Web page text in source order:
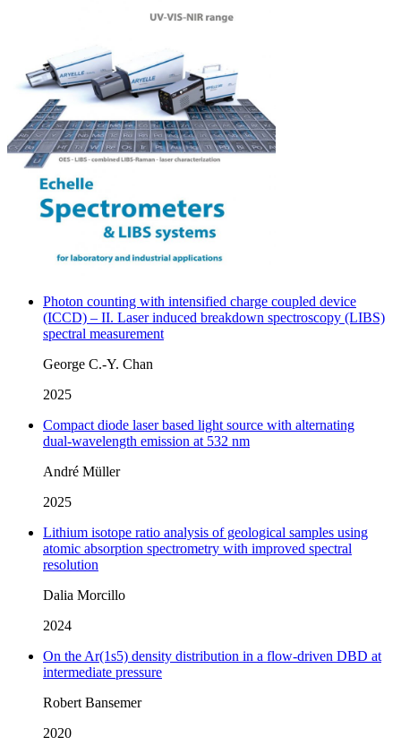
Photon counting with intensified charge coupled device
(ICCD) – II. Laser induced breakdown spectroscopy (LIBS)
spectral measurement
George C.-Y. Chan
2025
Compact diode laser based light source with alternating
dual‑wavelength emission at 532 nm
André Müller
2025
Lithium isotope ratio analysis of geological samples using
atomic absorption spectrometry with improved spectral
resolution
Dalia Morcillo
2024
On the Ar(1s5) density distribution in a flow-driven DBD at
intermediate pressure
Robert Bansemer
2020